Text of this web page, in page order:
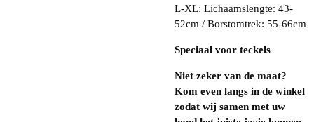
L-XL: Lichaamslengte: 43-
52cm / Borstomtrek: 55-66cm
Speciaal voor teckels
Niet zeker van de maat?
Kom even langs in de winkel
zodat wij samen met uw